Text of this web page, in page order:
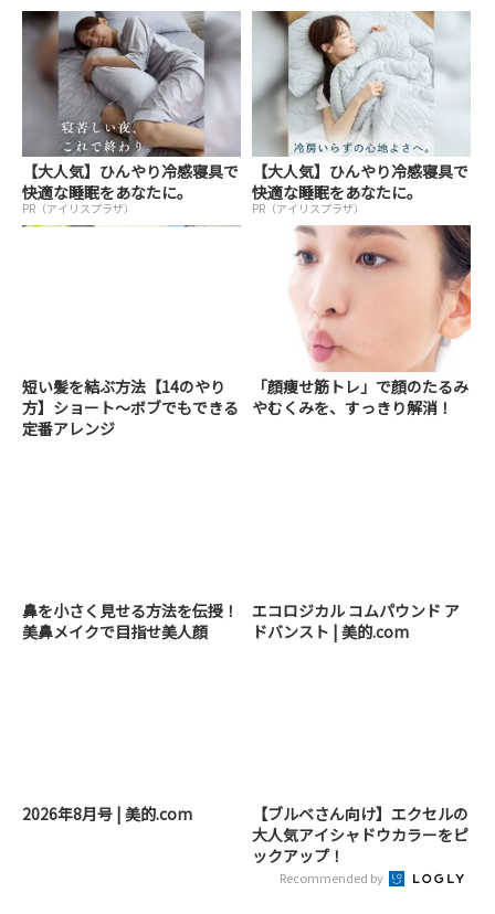
【大人気】ひんやり冷感寝具で
快適な睡眠をあなたに。
PR（アイリスプラザ）
【大人気】ひんやり冷感寝具で
快適な睡眠をあなたに。
PR（アイリスプラザ）
短い髪を結ぶ方法【14のやり
方】ショート～ボブでもできる
定番アレンジ
「顔痩せ筋トレ」で顔のたるみ
やむくみを、すっきり解消！
鼻を小さく見せる方法を伝授！
美鼻メイクで目指せ美人顔
エコロジカル コムパウンド ア
ドバンスト | 美的.com
2026年8月号 | 美的.com
【ブルベさん向け】エクセルの
大人気アイシャドウカラーをピ
ックアップ！
Recommended by